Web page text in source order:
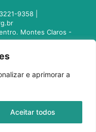
e aprimorar a
Aceitar todos
9358 |
Montes Claros -
- MG. CEP